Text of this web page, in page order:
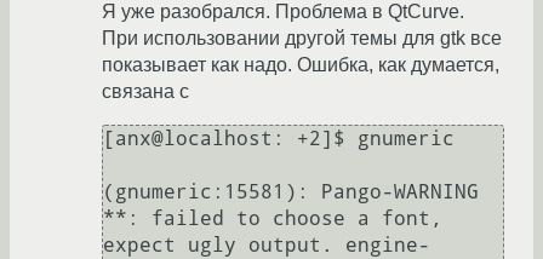
Я уже разобрался. Проблема в QtCurve.
При использовании другой темы для gtk все
показывает как надо. Ошибка, как думается,
связана с
[anx@localhost: +2]$ gnumeric
(gnumeric:15581): Pango-WARNING
**: failed to choose a font,
expect ugly output. engine-